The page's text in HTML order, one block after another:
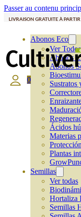
Passer au contenu
LIVRAISON GRATUITE À
Abonos Eco
Ver Todos
Abonos
Abonos
Sustratos
Ácidos
Materias
Plantas
Semillas
Ver todas
Hortaliza
Semillas
0